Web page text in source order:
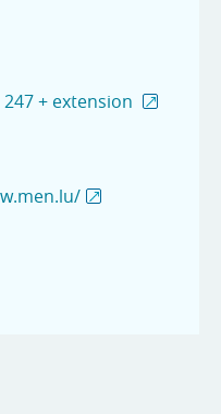
247 + extension